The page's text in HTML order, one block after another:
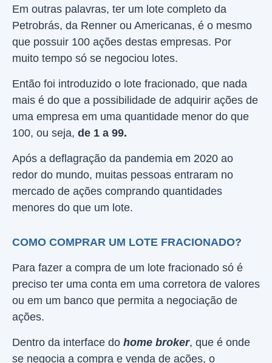
Em outras palavras, ter um lote completo da
Petrobrás, da Renner ou Americanas, é o mesmo
que possuir 100 ações destas empresas. Por
muito tempo só se negociou lotes.
Então foi introduzido o lote fracionado, que nada
mais é do que a possibilidade de adquirir ações de
uma empresa em uma quantidade menor do que
100, ou seja, de 1 a 99.
Após a deflagração da pandemia em 2020 ao
redor do mundo, muitas pessoas entraram no
mercado de ações comprando quantidades
menores do que um lote.
COMO COMPRAR UM LOTE FRACIONADO?
Para fazer a compra de um lote fracionado só é
preciso ter uma conta em uma corretora de valores
ou em um banco que permita a negociação de
ações.
Dentro da interface do home broker, que é onde
se negocia a compra e venda de ações, o